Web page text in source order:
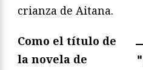
crianza de Aitana.
"
Como el título de
la novela de